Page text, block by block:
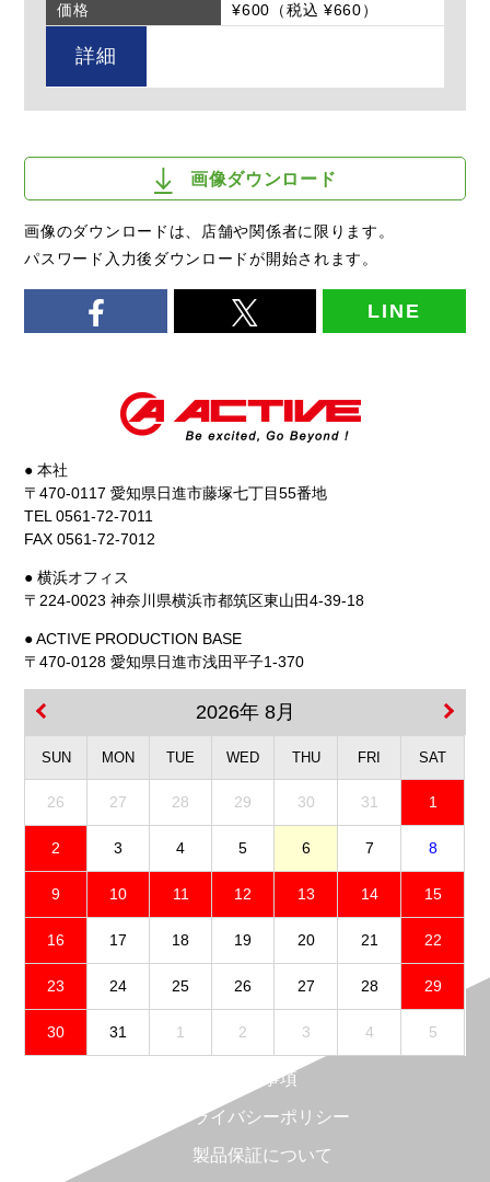
価格
¥600（税込 ¥660）
詳細
画像ダウンロード
画像のダウンロードは、店舗や関係者に限ります。
パスワード入力後ダウンロードが開始されます。
LINE
● 本社
〒470-0117 愛知県日進市藤塚七丁目55番地
TEL 0561-72-7011
FAX 0561-72-7012
● 横浜オフィス
〒224-0023 神奈川県横浜市都筑区東山田4-39-18
● ACTIVE PRODUCTION BASE
〒470-0128 愛知県日進市浅田平子1-370
2026年 8月
SUN MON TUE WED THU FRI SAT
26 27 28 29 30 31 1
2 3 4 5 6 7 8
9 10 11 12 13 14 15
16 17 18 19 20 21 22
23 24 25 26 27 28 29
30 31 1 2 3 4 5
免責事項
プライバシーポリシー
製品保証について